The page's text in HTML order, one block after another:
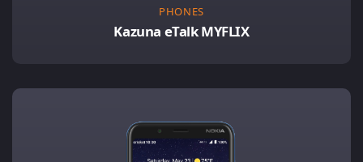
PHONES
Kazuna eTalk MYFLIX